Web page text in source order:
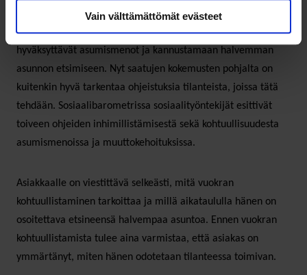
Vain välttämättömät evästeet
Toimeentulotuessa tullaan jatkossakin määrittelemään
hyväksyttävät asumismenot ja kannustamaan halvemman
asunnon etsimiseen. Nyt saatujen kokemusten pohjalta on
kuitenkin hyvä tarkentaa ohjeistuksia tilanteista, joissa tätä
tehdään. Sosiaalibarometrissa sosiaalityöntekijät esittivät
toiveen ohjeiden inhimillistämisestä sekä kohtuullisuudesta
asumismenoissa ja muuttokehoituksissa.
Asiakkaalle on viestittävä selkeästi, mitä vuokran
kohtuullistaminen tarkoittaa ja millä aikataululla hänen on
osoitettava etsineensä halvempaa asuntoa. Ennen vuokran
kohtuullistamista tulee aina varmistaa, että asiakas on
ymmärtänyt, miten hänen odotetaan tilanteessa toimivan.